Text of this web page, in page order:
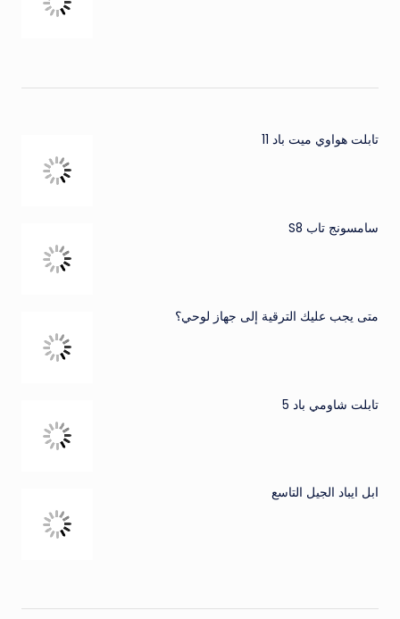
تابلت هواوي ميت باد 11
سامسونج تاب S8
متى يجب عليك الترقية إلى جهاز لوحي؟
تابلت شاومي باد 5
ابل ايباد الجيل التاسع